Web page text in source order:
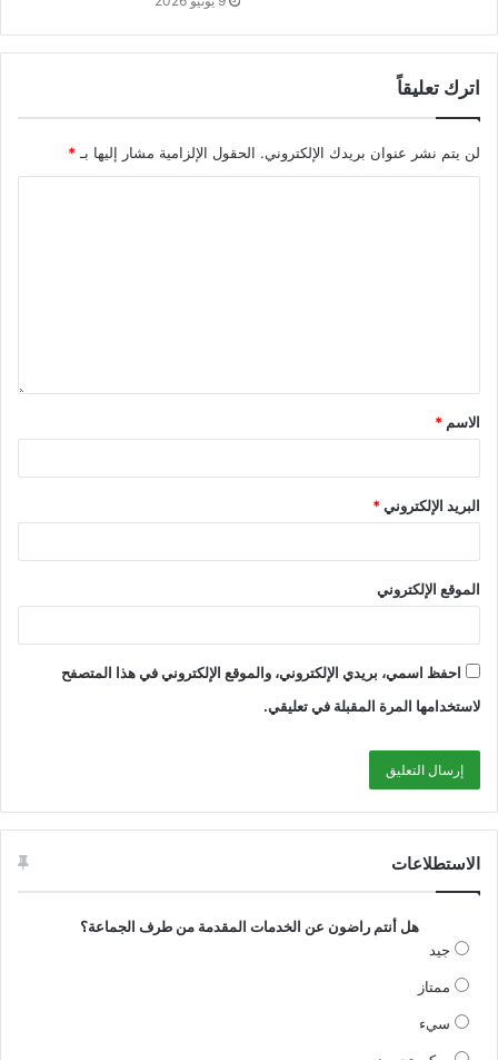
اترك تعليقاً
لن يتم نشر عنوان بريدك الإلكتروني. الحقول الإلزامية مشار إليها بـ*
الاسم *
البريد الإلكتروني*
الموقع الإلكتروني
احفظ اسمي، بريدي الإلكتروني، والموقع الإلكتروني في هذا المتصفح
لاستخدامها المرة المقبلة في تعليقي.
الاستطلاعات
هل أنتم راضون عن الخدمات المقدمة من طرف الجماعة؟
جيد
ممتاز
سيء